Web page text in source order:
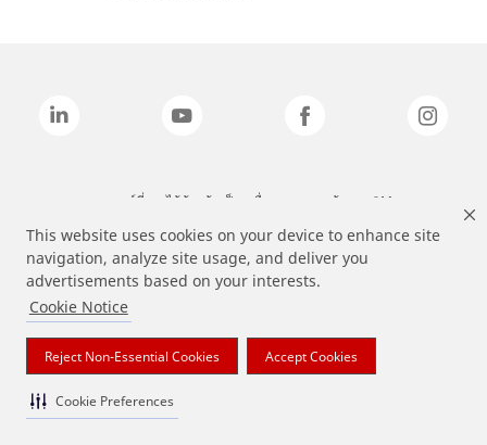
This website uses cookies on your device to enhance site
navigation, analyze site usage, and deliver you
advertisements based on your interests.
Cookie Notice
Reject Non-Essential Cookies Accept Cookies
Cookie Preferences
แบรนด์ที่ระบุไว้ข้างต้นเป็นเครื่องหมายการค้าของ 3M